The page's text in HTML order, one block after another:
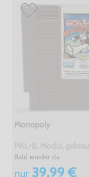
Monopoly
Bald wieder da
nur39,99 €